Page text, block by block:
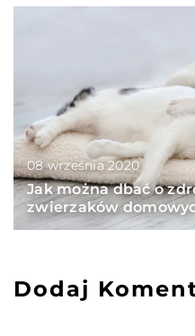
08 września 2020
Jak można dbać o
zwierzaków
Dodaj